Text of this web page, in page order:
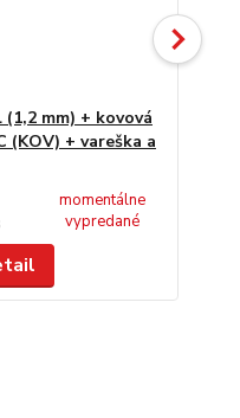
mm) + kovová
(KOV) + vareška a
momentálne
vypredané